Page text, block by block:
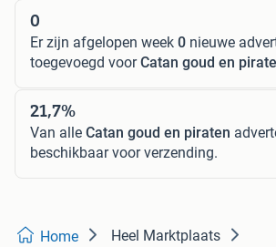
0
Er zijn afgelopen week 0 nieuwe
toegevoegd voorCatan goud en
21,7%
Van alle Catan goud en piraten
beschikbaar voor verzending.
Home Heel Marktplaats